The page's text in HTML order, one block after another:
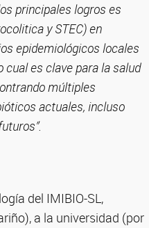
principales logros es
y STEC) en
epidemiológicos locales
cual es clave para la salud
múltiples
actuales, incluso
del IMIBIO-SL,
a la universidad (por